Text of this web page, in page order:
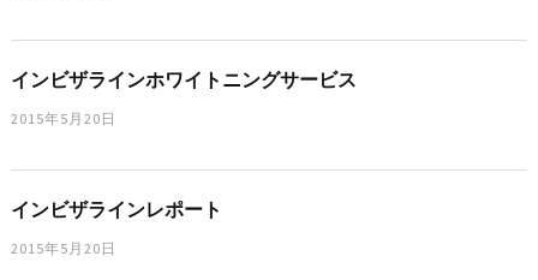
インビザラインホワイトニングサービス
2015年5月20日
インビザラインレポート
2015年5月20日